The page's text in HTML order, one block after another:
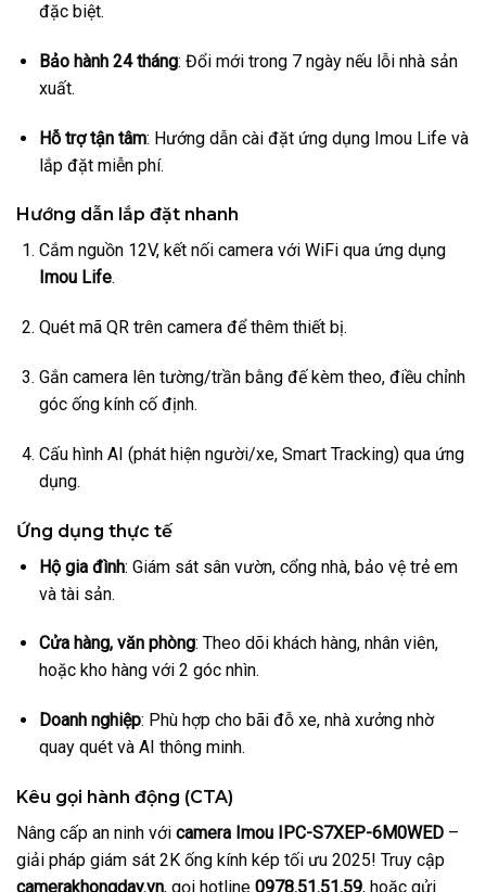
đặc biệt.
Bảo hành 24 tháng: Đổi mới trong 7 ngày nếu lỗi nhà sản
xuất.
Hỗ trợ tận tâm: Hướng dẫn cài đặt ứng dụng Imou Life và
lắp đặt miễn phí.
Hướng dẫn lắp đặt nhanh
Cắm nguồn 12V, kết nối camera với WiFi qua ứng dụng
Imou Life.
Quét mã QR trên camera để thêm thiết bị.
Gắn camera lên tường/trần bằng đế kèm theo, điều chỉnh
góc ống kính cố định.
Cấu hình AI (phát hiện người/xe, Smart Tracking) qua ứng
dụng.
Ứng dụng thực tế
Hộ gia đình: Giám sát sân vườn, cổng nhà, bảo vệ trẻ em
và tài sản.
Cửa hàng, văn phòng: Theo dõi khách hàng, nhân viên,
hoặc kho hàng với 2 góc nhìn.
Doanh nghiệp: Phù hợp cho bãi đỗ xe, nhà xưởng nhờ
quay quét và AI thông minh.
Kêu gọi hành động (CTA)
Nâng cấp an ninh với camera Imou IPC-S7XEP-6M0WED –
giải pháp giám sát 2K ống kính kép tối ưu 2025! Truy cập
camerakhongday.vn, gọi hotline 0978.51.51.59, hoặc gửi